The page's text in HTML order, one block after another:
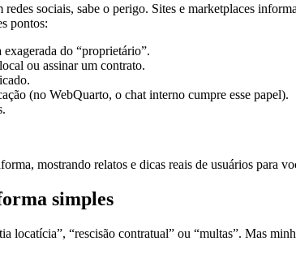
redes sociais, sabe o perigo. Sites e marketplaces
pontos:
do “proprietário”.
ou assinar um contrato.
(no WebQuarto, o chat interno cumpre esse papel).
mostrando relatos e dicas reais de usuários para
simples
locatícia”, “rescisão contratual” ou “multas”. Mas